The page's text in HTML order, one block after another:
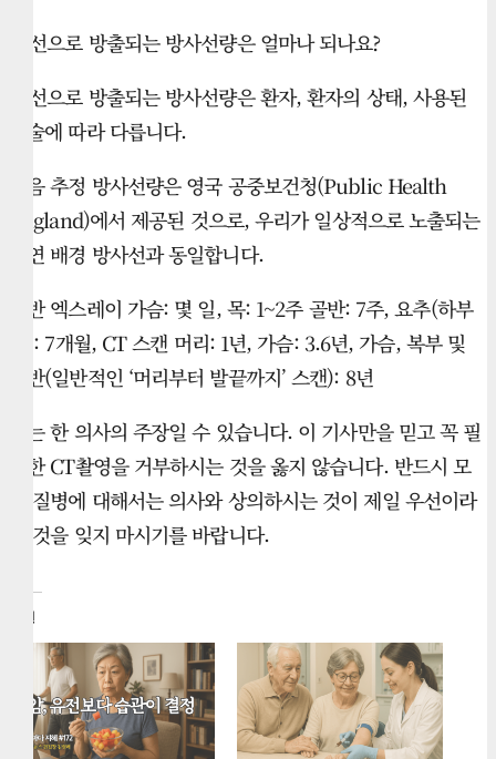
X-선으로 방출되는 방사선량은 얼마나 되나요?
X-선으로 방출되는 방사선량은 환자, 환자의 상태, 사용된
기술에 따라 다릅니다.
다음 추정 방사선량은 영국 공중보건청(Public Health
England)에서 제공된 것으로, 우리가 일상적으로 노출되는
자연 배경 방사선과 동일합니다.
일반 엑스레이 가슴: 몇 일, 목: 1~2주 골반: 7주, 요추(하부
등): 7개월, CT 스캔 머리: 1년, 가슴: 3.6년, 가슴, 복부 및
골반(일반적인 ‘머리부터 발끝까지’ 스캔): 8년
이는 한 의사의 주장일 수 있습니다. 이 기사만을 믿고 꼭 필
요한 CT촬영을 거부하시는 것을 옳지 않습니다. 반드시 모
든 질병에 대해서는 의사와 상의하시는 것이 제일 우선이라
는 것을 잊지 마시기를 바랍니다.
관련